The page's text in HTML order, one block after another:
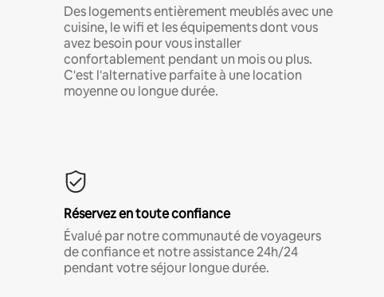
Des logements entièrement meublés avec une
cuisine, le wifi et les équipements dont vous
avez besoin pour vous installer
confortablement pendant un mois ou plus.
C'est l'alternative parfaite à une location
moyenne ou longue durée.
Réservez en toute confiance
Évalué par notre communauté de voyageurs
de confiance et notre assistance 24h/24
pendant votre séjour longue durée.